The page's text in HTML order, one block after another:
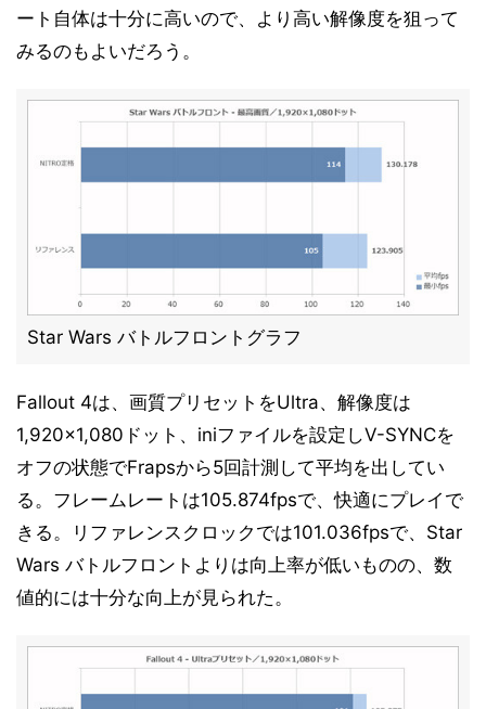
ート自体は十分に高いので、より高い解像度を狙って
みるのもよいだろう。
Star Wars バトルフロントグラフ
Fallout 4は、画質プリセットをUltra、解像度は
1,920×1,080ドット、iniファイルを設定しV-SYNCを
オフの状態でFrapsから5回計測して平均を出してい
る。フレームレートは105.874fpsで、快適にプレイで
きる。リファレンスクロックでは101.036fpsで、Star
Wars バトルフロントよりは向上率が低いものの、数
値的には十分な向上が見られた。